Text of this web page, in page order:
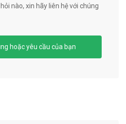
nào, xin hãy liên hệ với chúng
hoặc yêu cầu của bạn